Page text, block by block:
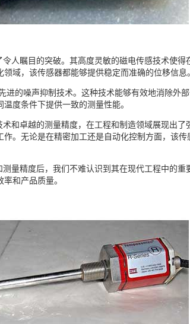
人瞩目的突破。其高度灵敏的磁电传感技术使得
域，该传感器都能够提供稳定而准确的位移信息。
进的噪声抑制技术。这种技术能够有效地消除外部
度条件下提供一致的测量性能。
和卓越的测量精度，在工程和制造领域展现出了
。无论是在精密加工还是自动化控制方面，该
测量精度后，我们不难认识到其在现代工程中的重
和产品质量。